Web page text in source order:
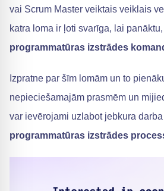
vai Scrum Master veiktais veiklais
katra loma ir ļoti svarīga, lai panāktu,
programmatūras izstrādes
Izpratne par šīm lomām un to
nepieciešamajām prasmēm un
var ievērojami uzlabot jebkura
programmatūras izstrādes